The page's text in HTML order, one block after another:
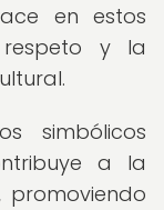
en estos
y la
simbólicos
a la